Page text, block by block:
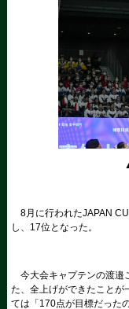
8月に行われたJAPAN
し、17位となった。
今大会キャプテンの渡邉
た、全上げができたことが
ては「170点が目標だった